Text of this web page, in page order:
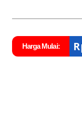
Harga Mulai: